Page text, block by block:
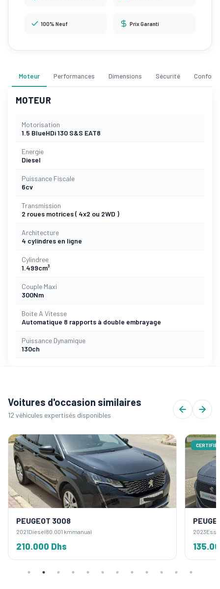
100% Neuf Prix Garanti
Moteur Performances Dimensions Sécurité Confort
MOTEUR
Motorisation
1.5 BlueHDi 130 S&S EAT8
Energie
Diesel
Puissance Fiscale
6cv
Transmission
2 roues motrices ( 4x2 ou 2WD )
Architecture
4 cylindres en ligne
Cylindree
1.499cm³
Couple Maxi
300Nm
Boite A Vitesse
Automatique 8 rapports à double embrayage
Puissance Dynamique
130ch
Voitures d'occasion similaires
12 véhicules expertisés disponibles
PEUGEOT 3008
2021Diesel80.001 kmmanual
210.000 Dhs
CERTIFIÉE
2023